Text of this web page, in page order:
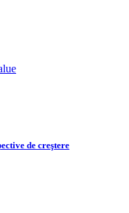
de creştere